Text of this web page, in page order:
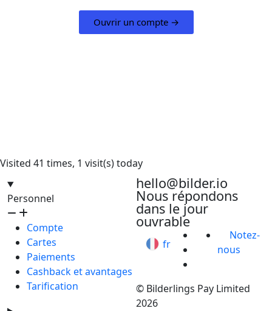
Ouvrir un compte →
Visited 41 times, 1 visit(s) today
Personnel
Compte
Cartes
Paiements
Cashback et avantages
Tarification
hello@bilder.io
Nous répondons
dans le jour
ouvrable
fr
Notez-
nous
© Bilderlings Pay Limited
2026